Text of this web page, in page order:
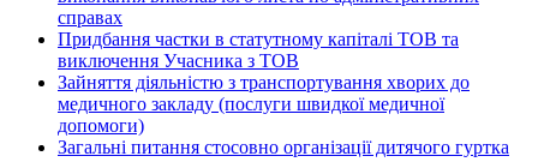
справах
Придбання частки в статутному капіталі ТОВ та
виключення Учасника з ТОВ
Зайняття діяльністю з транспортування хворих до
медичного закладу (послуги швидкої медичної
допомоги)
Загальні питання стосовно організації дитячого гуртка